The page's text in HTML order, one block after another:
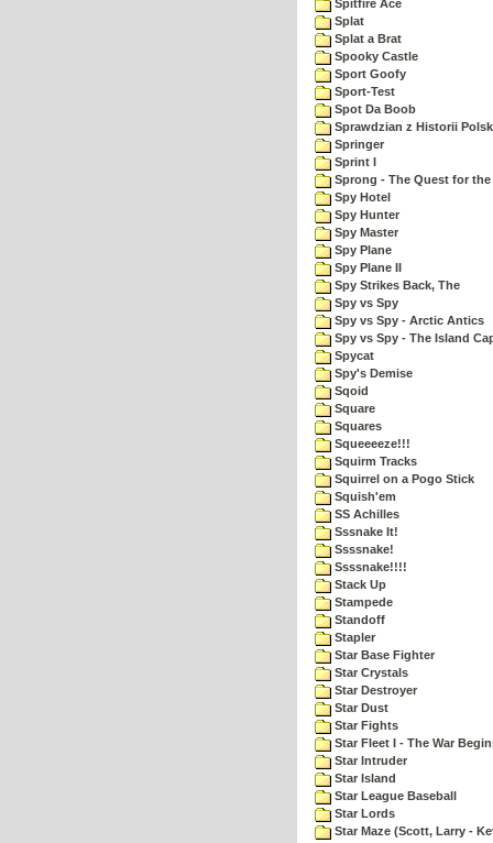
Spitfire Ace
Splat
Splat a Brat
Spooky Castle
Sport Goofy
Sport-Test
Spot Da Boob
Sprawdzian z Historii
Springer
Sprint I
Sprong - The Quest for
Spy Hotel
Spy Hunter
Spy Master
Spy Plane
Spy Plane II
Spy Strikes Back, The
Spy vs Spy
Spy vs Spy - Arctic Antics
Spy vs Spy - The Island
Spycat
Spy's Demise
Sqoid
Square
Squares
Squeeeeze!!!
Squirm Tracks
Squirrel on a Pogo Stick
Squish'em
SS Achilles
Sssnake It!
Ssssnake!
Ssssnake!!!!
Stack Up
Stampede
Standoff
Stapler
Star Base Fighter
Star Crystals
Star Destroyer
Star Dust
Star Fights
Star Fleet I - The War
Star Intruder
Star Island
Star League Baseball
Star Lords
Star Maze (Scott, Larry -